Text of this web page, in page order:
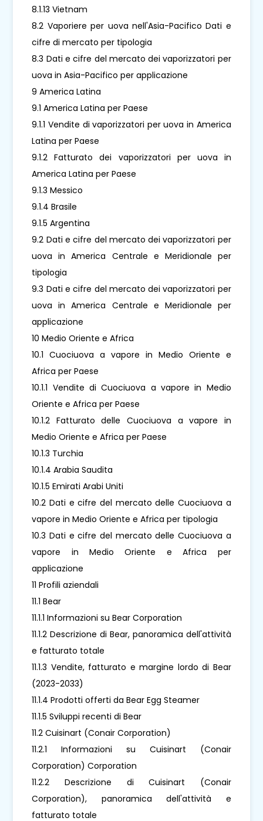
8.1.13 Vietnam
8.2 Vaporiere per uova nell'Asia-Pacifico Dati e
cifre di mercato per tipologia
8.3 Dati e cifre del mercato dei vaporizzatori per
uova in Asia-Pacifico per applicazione
9 America Latina
9.1 America Latina per Paese
9.1.1 Vendite di vaporizzatori per uova in America
Latina per Paese
9.1.2 Fatturato dei vaporizzatori per uova in
America Latina per Paese
9.1.3 Messico
9.1.4 Brasile
9.1.5 Argentina
9.2 Dati e cifre del mercato dei vaporizzatori per
uova in America Centrale e Meridionale per
tipologia
9.3 Dati e cifre del mercato dei vaporizzatori per
uova in America Centrale e Meridionale per
applicazione
10 Medio Oriente e Africa
10.1 Cuociuova a vapore in Medio Oriente e
Africa per Paese
10.1.1 Vendite di Cuociuova a vapore in Medio
Oriente e Africa per Paese
10.1.2 Fatturato delle Cuociuova a vapore in
Medio Oriente e Africa per Paese
10.1.3 Turchia
10.1.4 Arabia Saudita
10.1.5 Emirati Arabi Uniti
10.2 Dati e cifre del mercato delle Cuociuova a
vapore in Medio Oriente e Africa per tipologia
10.3 Dati e cifre del mercato delle Cuociuova a
vapore in Medio Oriente e Africa per
applicazione
11 Profili aziendali
11.1 Bear
11.1.1 Informazioni su Bear Corporation
11.1.2 Descrizione di Bear, panoramica dell'attività
e fatturato totale
11.1.3 Vendite, fatturato e margine lordo di Bear
(2023-2033)
11.1.4 Prodotti offerti da Bear Egg Steamer
11.1.5 Sviluppi recenti di Bear
11.2 Cuisinart (Conair Corporation)
11.2.1 Informazioni su Cuisinart (Conair
Corporation) Corporation
11.2.2 Descrizione di Cuisinart (Conair
Corporation), panoramica dell'attività e
fatturato totale